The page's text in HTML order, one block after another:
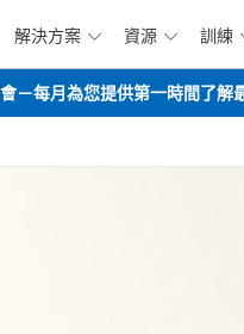
跳到主要內容
解決方案  資源  訓練
－每月為您提供第一時間了解